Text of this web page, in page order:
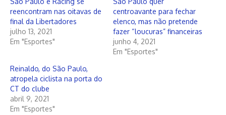
reencontram nas oitavas de
final da Libertadores
julho 13, 2021
Em "Esportes"
centroavante para fechar
elenco, mas não pretende
fazer “loucuras” financeiras
junho 4, 2021
Em "Esportes"
Reinaldo, do São Paulo,
atropela ciclista na porta do
CT do clube
abril 9, 2021
Em "Esportes"